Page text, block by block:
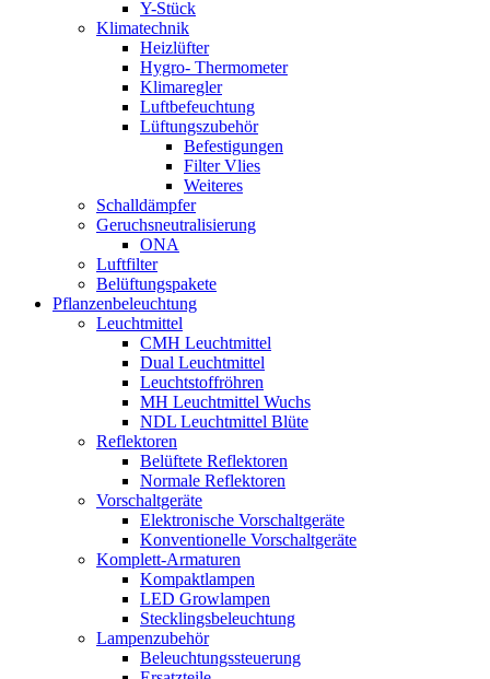
Y-Stück
Klimatechnik
Heizlüfter
Hygro- Thermometer
Klimaregler
Luftbefeuchtung
Lüftungszubehör
Befestigungen
Filter Vlies
Weiteres
Schalldämpfer
Geruchsneutralisierung
ONA
Luftfilter
Belüftungspakete
Pflanzenbeleuchtung
Leuchtmittel
CMH Leuchtmittel
Dual Leuchtmittel
Leuchtstoffröhren
MH Leuchtmittel Wuchs
NDL Leuchtmittel Blüte
Reflektoren
Belüftete Reflektoren
Normale Reflektoren
Vorschaltgeräte
Elektronische Vorschaltgeräte
Konventionelle Vorschaltgeräte
Komplett-Armaturen
Kompaktlampen
LED Growlampen
Stecklingsbeleuchtung
Lampenzubehör
Beleuchtungssteuerung